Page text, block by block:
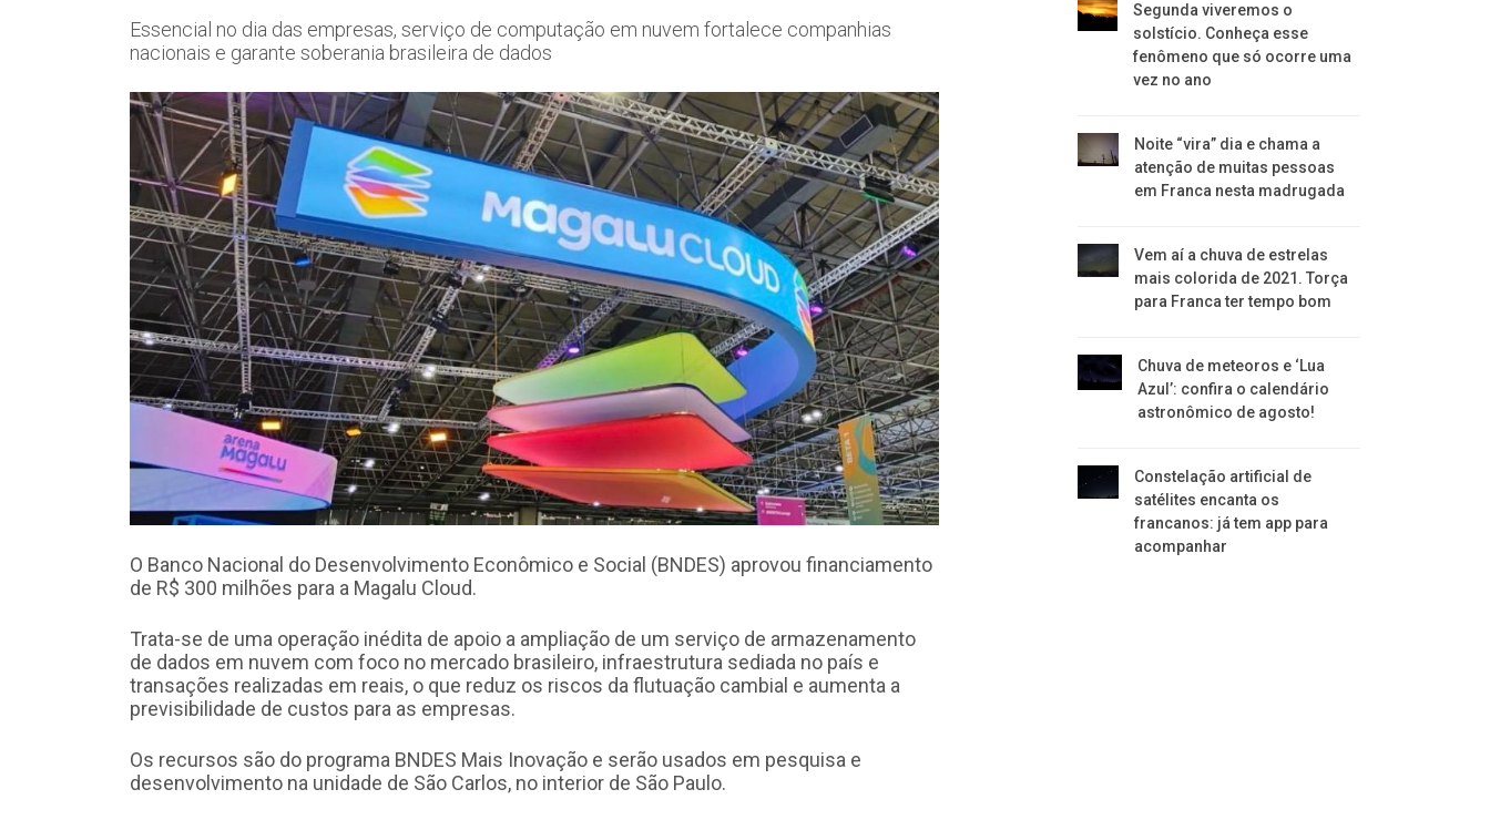
Essencial no dia das empresas, serviço de computação em nuvem fortalece companhias
nacionais e garante soberania brasileira de dados
O Banco Nacional do Desenvolvimento Econômico e Social (BNDES) aprovou financiamento
de R$ 300 milhões para a Magalu Cloud.
Trata-se de uma operação inédita de apoio a ampliação de um serviço de armazenamento
de dados em nuvem com foco no mercado brasileiro, infraestrutura sediada no país e
transações realizadas em reais, o que reduz os riscos da flutuação cambial e aumenta a
previsibilidade de custos para as empresas.
Os recursos são do programa BNDES Mais Inovação e serão usados em pesquisa e
desenvolvimento na unidade de São Carlos, no interior de São Paulo.
Segunda viveremos o
solstício. Conheça esse
fenômeno que só ocorre uma
vez no ano
Noite “vira” dia e chama a
atenção de muitas pessoas
em Franca nesta madrugada
Vem aí a chuva de estrelas
mais colorida de 2021. Torça
para Franca ter tempo bom
Chuva de meteoros e ‘Lua
Azul’: confira o calendário
astronômico de agosto!
Constelação artificial de
satélites encanta os
francanos: já tem app para
acompanhar